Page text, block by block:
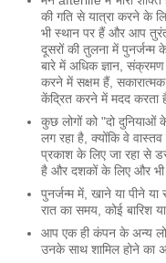
की गति से यात्रा करने के
भी स्थान पर हैं और आप
दूसरों की तुलना में
बारे में अधिक ज्ञान,
करने में सक्षम हैं,
केंद्रित करने में मदद करता
कुछ लोगों को "दो
लग रहा है, क्योंकि वे
प्रकाश के लिए जा रहा से
है और दशकों के लिए और भी
पुनर्जन्म में, खाने या पीने
रात का समय, कोई बारिश
आप एक ही कंपन के अन्य
उनके साथ शामिल होने का